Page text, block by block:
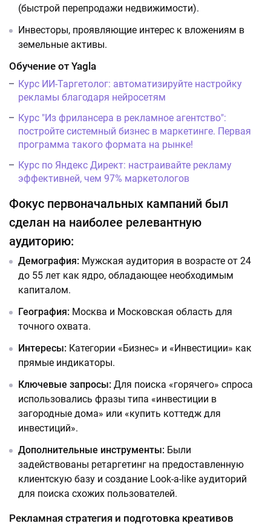
(быстрой перепродажи недвижимости).
Инвесторы, проявляющие интерес к вложениям в
земельные активы.
Обучение от Yagla
Курс ИИ-Таргетолог: автоматизируйте настройку
рекламы благодаря нейросетям
Курс "Из фрилансера в рекламное агентство":
постройте системный бизнес в маркетинге. Первая
программа такого формата на рынке!
Курс по Яндекс Директ: настраивайте рекламу
эффективней, чем 97% маркетологов
Фокус первоначальных кампаний был
сделан на наиболее релевантную
аудиторию:
Демография: Мужская аудитория в возрасте от 24
до 55 лет как ядро, обладающее необходимым
капиталом.
География: Москва и Московская область для
точного охвата.
Интересы: Категории «Бизнес» и «Инвестиции» как
прямые индикаторы.
Ключевые запросы: Для поиска «горячего» спроса
использовались фразы типа «инвестиции в
загородные дома» или «купить коттедж для
инвестиций».
Дополнительные инструменты: Были
задействованы ретаргетинг на предоставленную
клиентскую базу и создание Look-a-like аудиторий
для поиска схожих пользователей.
Рекламная стратегия и подготовка креативов